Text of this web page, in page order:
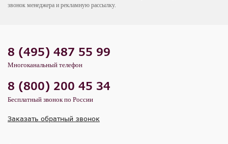
звонок менеджера и рекламную рассылку.
8 (495) 487 55 99
Многоканальный телефон
8 (800) 200 45 34
Бесплатный звонок по России
Заказать обратный звонок